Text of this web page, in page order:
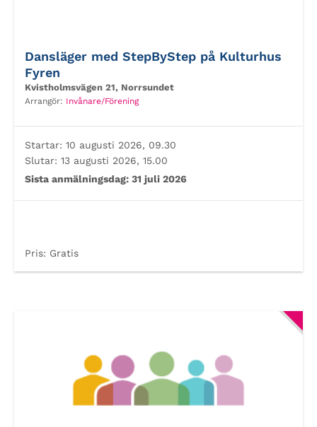
Dansläger med StepByStep på Kulturhus
Fyren
Kvistholmsvägen 21, Norrsundet
Arrangör: Invånare/Förening
Startar: 10 augusti 2026, 09.30
Slutar: 13 augusti 2026, 15.00
Sista anmälningsdag: 31 juli 2026
Pris: Gratis